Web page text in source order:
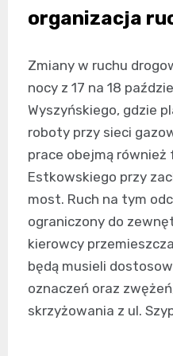
organizacja
Zmiany w ruchu
nocy z 17 na 18
Wyszyńskiego, gdzie
roboty przy sieci
prace obejmą
Estkowskiego przy
most. Ruch na tym
ograniczony do
kierowcy
będą musieli
oznaczeń oraz
skrzyżowania z ul.